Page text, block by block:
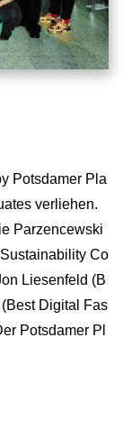
Potsdamer Pla
verliehen.
Parzencewski
Co
Liesenfeld (B
Digital Fas
Potsdamer Pl